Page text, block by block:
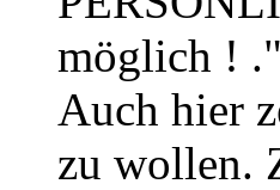
möglich ! ."
Auch hier
zu wollen.